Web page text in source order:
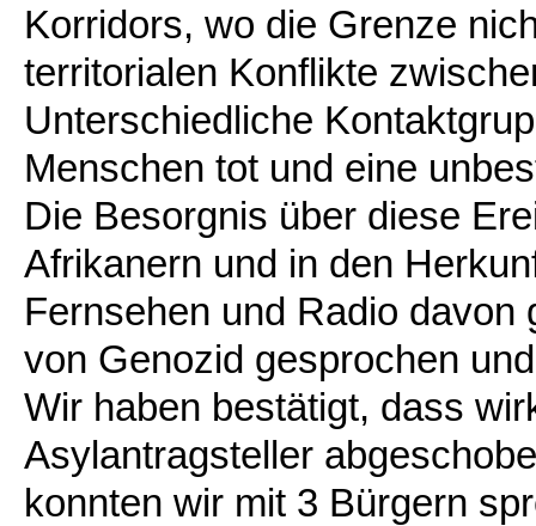
Korridors, wo die Grenze
territorialen Konflikte
Unterschiedliche
Menschen tot und eine
Die Besorgnis über diese
Afrikanern und in den
Fernsehen und Radio
von Genozid gesprochen
Wir haben bestätigt, dass
Asylantragsteller
konnten wir mit 3 Bürgern